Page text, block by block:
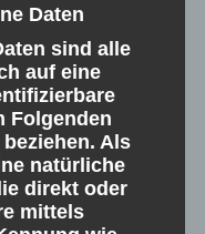
etc…
Daten
sind alle
auf eine
Folgenden
Als
natürliche
direkt oder
mittels